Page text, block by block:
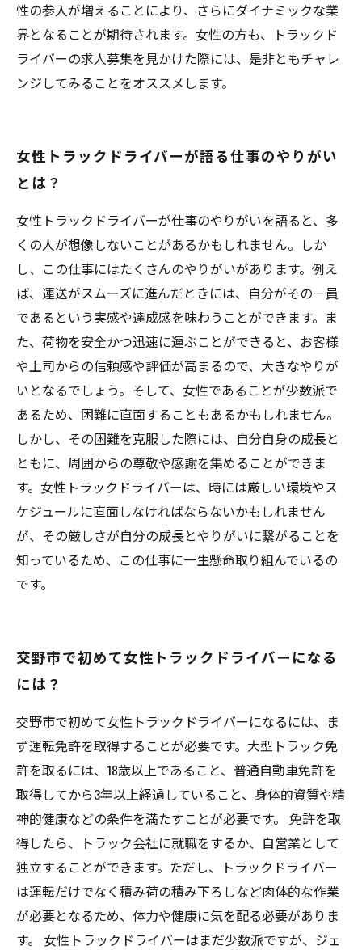
性の参入が増えることにより、さらにダイナミックな業
界となることが期待されます。女性の方も、トラックド
ライバーの求人募集を見かけた際には、是非ともチャレ
ンジしてみることをオススメします。
女性トラックドライバーが語る仕事のやりがい
とは？
女性トラックドライバーが仕事のやりがいを語ると、多
くの人が想像しないことがあるかもしれません。しか
し、この仕事にはたくさんのやりがいがあります。例え
ば、運送がスムーズに進んだときには、自分がその一員
であるという実感や達成感を味わうことができます。ま
た、荷物を安全かつ迅速に運ぶことができると、お客様
や上司からの信頼感や評価が高まるので、大きなやりが
いとなるでしょう。そして、女性であることが少数派で
あるため、困難に直面することもあるかもしれません。
しかし、その困難を克服した際には、自分自身の成長と
ともに、周囲からの尊敬や感謝を集めることができま
す。女性トラックドライバーは、時には厳しい環境やス
ケジュールに直面しなければならないかもしれません
が、その厳しさが自分の成長とやりがいに繋がることを
知っているため、この仕事に一生懸命取り組んでいるの
です。
交野市で初めて女性トラックドライバーになる
には？
交野市で初めて女性トラックドライバーになるには、ま
ず運転免許を取得することが必要です。大型トラック免
許を取るには、18歳以上であること、普通自動車免許を
取得してから3年以上経過していること、身体的資質や精
神的健康などの条件を満たすことが必要です。 免許を取
得したら、トラック会社に就職をするか、自営業として
独立することができます。ただし、トラックドライバー
は運転だけでなく積み荷の積み下ろしなど肉体的な作業
が必要となるため、体力や健康に気を配る必要がありま
す。 女性トラックドライバーはまだ少数派ですが、ジェ